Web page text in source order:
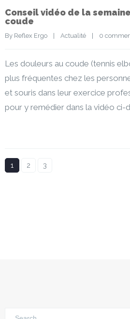
Conseil vidéo de la
coude
By Reflex Ergo Actualité 0
Les douleurs au coude (tennis
plus fréquentes chez les
et souris dans leur exercice
pour y remédier dans la vidéo ci-
1 2 3